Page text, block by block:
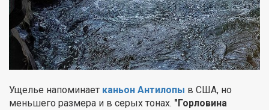
Ущелье напоминает каньон Антилопы в США, но
меньшего размера и в серых тонах. "Горловина